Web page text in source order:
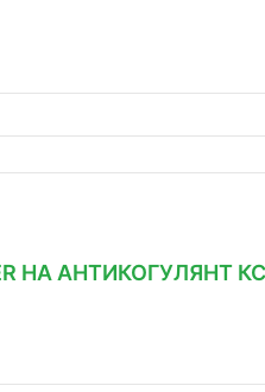
НА АНТИКОГУЛЯНТ